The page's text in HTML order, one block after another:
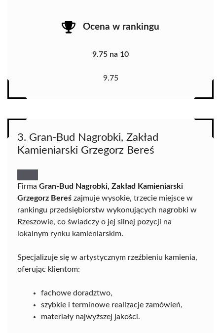
Ocena w rankingu
9.75 na 10
9.75
3. Gran-Bud Nagrobki, Zakład
Kamieniarski Grzegorz Bereś
Firma Gran-Bud Nagrobki, Zakład Kamieniarski
Grzegorz Bereś zajmuje wysokie, trzecie miejsce w
rankingu przedsiębiorstw wykonujących nagrobki w
Rzeszowie, co świadczy o jej silnej pozycji na
lokalnym rynku kamieniarskim.
Specjalizuje się w artystycznym rzeźbieniu kamienia,
oferując klientom:
fachowe doradztwo,
szybkie i terminowe realizacje zamówień,
materiały najwyższej jakości.